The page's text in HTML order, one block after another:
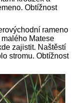
Obtížnost
rameno
Matese
zajistit. Naštěstí
stromu. Obtížnost